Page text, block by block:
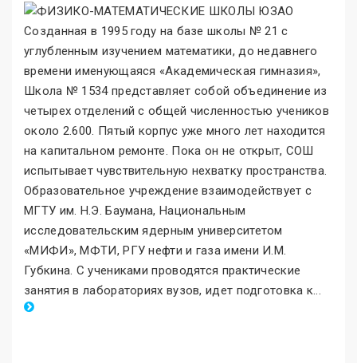
Созданная в 1995 году на базе школы № 21 с
углубленным изучением математики, до недавнего
времени именующаяся «Академическая гимназия»,
Школа № 1534 представляет собой объединение из
четырех отделений с общей численностью учеников
около 2.600. Пятый корпус уже много лет находится
на капитальном ремонте. Пока он не открыт, СОШ
испытывает чувствительную нехватку пространства.
Образовательное учреждение взаимодействует с
МГТУ им. Н.Э. Баумана, Национальным
исследовательским ядерным университетом
«МИФИ», МФТИ, РГУ нефти и газа имени И.М.
Губкина. С учениками проводятся практические
занятия в лабораториях вузов, идет подготовка к...